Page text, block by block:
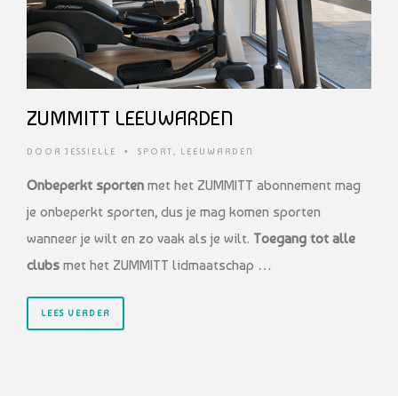
ZUMMITT LEEUWARDEN
DOOR JESSIELLE • SPORT, LEEUWARDEN
Onbeperkt sporten met het ZUMMITT abonnement mag
je onbeperkt sporten, dus je mag komen sporten
wanneer je wilt en zo vaak als je wilt. Toegang tot alle
clubs met het ZUMMITT lidmaatschap …
LEES VERDER